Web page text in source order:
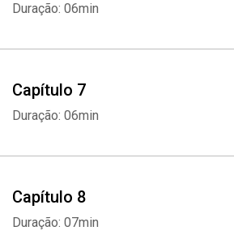
Duração: 06min
Capítulo 7
Duração: 06min
Capítulo 8
Duração: 07min